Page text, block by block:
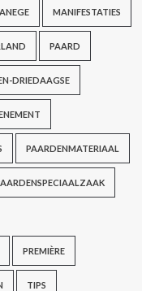
MANIFESTATIES
PAARD
DRIEDAAGSE
PAARDENMATERIAAL
PREMIÈRE
TIPS